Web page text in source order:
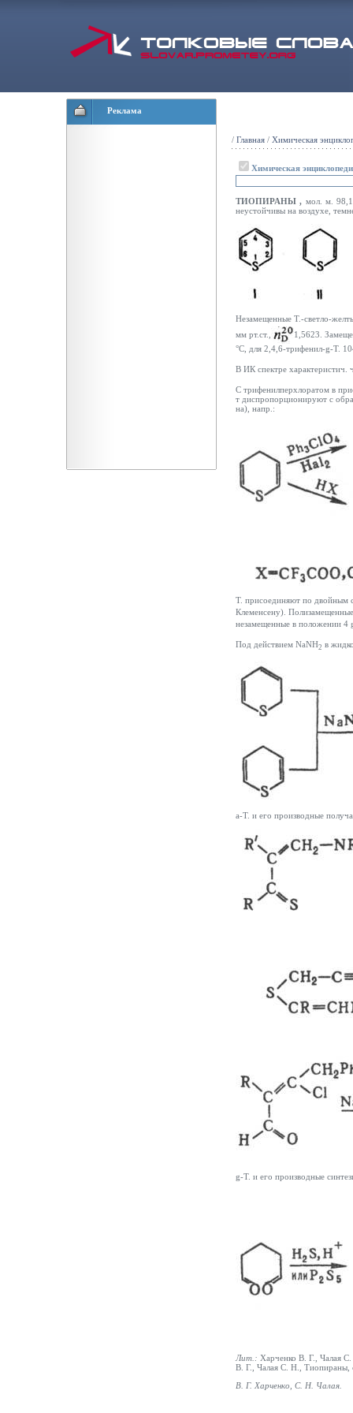
Реклама
/ Главная / Химическая
Химическая
ТИОПИРАНЫ , мол. м.
неустойчивы на воздухе,
Незамещенные Т.-светло-
мм рт.ст.,
1,5623.
°С, для 2,4,6-трифенил-g-Т.
В ИК спектре характеристич.
С трифенилперхлоратом в
т диспропорционируют с
на), напр.:
Т. присоединяют по двойным
Клеменсену).
незамещенные в положении 4
Под действием NaNH2 в
a-Т. и его производные
g-T. и его производные
Лит.: Харченко В. Г., Чалая
В. Г., Чалая С. Н., Тиопираны,
В. Г. Харченко , С. Н. Чалая